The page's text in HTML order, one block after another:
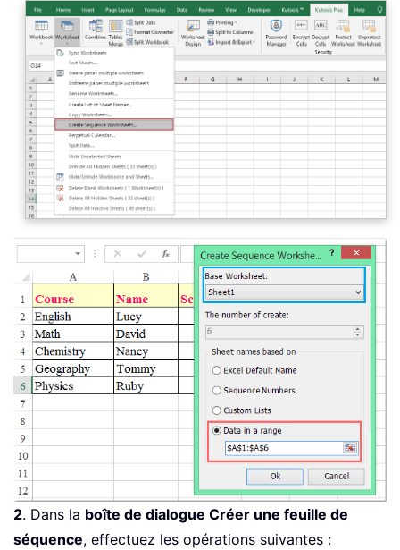
2. Dans la boîte de dialogue Créer une feuille de
séquence, effectuez les opérations suivantes :